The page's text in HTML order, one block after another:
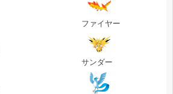
ファイヤー
サンダー